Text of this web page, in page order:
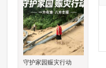
守护家园赈灾行动